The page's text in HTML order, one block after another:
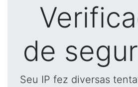
de
Seu IP fez diversas